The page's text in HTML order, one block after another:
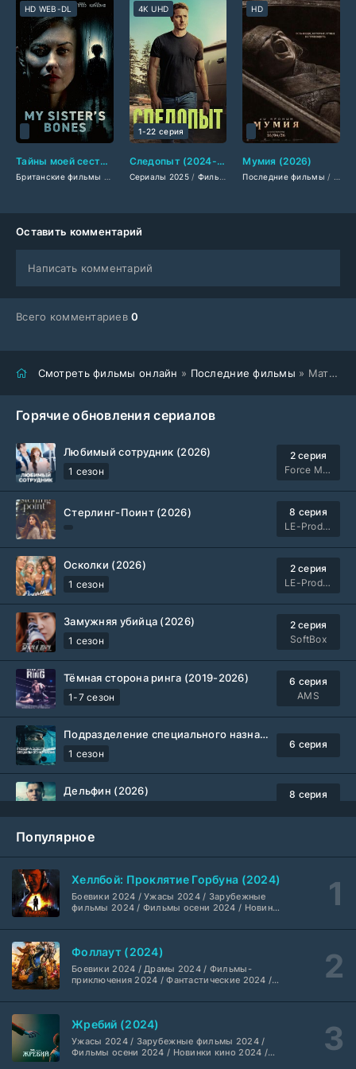
Тайны моей сестры (2026)
Британские фильмы Фильмы 2026 /Триллеры 2026 /Зарубежные фильмы
HD WEB-DL
Следопыт (2024-2026)
Сериалы 2025 / Фильмы смотреть /Фильмы 2025
4K UHD
1-22 серия
Мумия (2026)
Последние фильмы /
HD
Оставить комментарий
Написать комментарий
Всего комментариев0
Смотреть фильмы онлайн » Последние фильмы » Мать Мария (2026)
Горячие обновления сериалов
Любимый сотрудник (2026)
1 сезон
2 серия
Force Media
Стерлинг-Поинт (2026)
8 серия
LE-Production
Осколки (2026)
1 сезон
2 серия
LE-Production
Замужняя убийца (2026)
1 сезон
2 серия
SoftBox
Тёмная сторона ринга (2019-2026)
1-7 сезон
6 серия
AMS
Подразделение специального назначения (2026)
1 сезон
6 серия
Дельфин (2026)
8 серия
Шугар (2026)
Укрытие (2026)
1-3 сезон
5 серия
HDrezka Studio
Мыс страха (2026)
1 сезон
Dragon Money Studio
Популярное
Хеллбой: Проклятие Горбуна (2024)
Боевики 2024 / Ужасы 2024 / Зарубежные
фильмы 2024 / Фильмы осени 2024 / Новинки
2024 / Американские фильмы / Фильмы
высоким рейтингом / Интересные фильмы /
Крутые фильмы / Популярные фильмы
Фоллаут (2024)
Боевики 2024 / Драмы 2024 / Фильмы-
приключения 2024 / Фантастические 2024 /
смотреть / Сериалы в 4K UHD / Американские
Жребий (2024)
Ужасы 2024 / Зарубежные фильмы 2024 /
Фильмы осени 2024 / Новинки кино 2024 /